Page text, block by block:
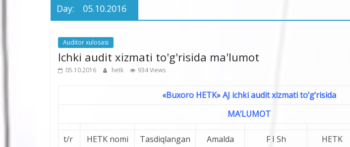
Day: 05.10.2016
Auditor xulosasi
Ichki audit xizmati to'g'risida ma'lumot
05.10.2016 hetk 934 Views
«Buxoro HETK» AJ ichki audit xizmati to’g’risida
MA’LUMOT
t/r
HETK nomi
Tasdiqlangan
Amalda
F I Sh
HETK